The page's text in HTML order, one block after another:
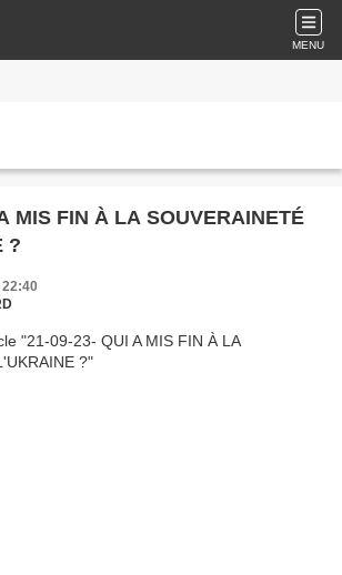
MENU
MIS FIN À LA SOUVERAINETÉ
?
22:40